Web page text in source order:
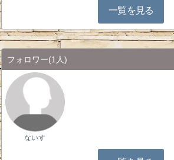
一覧を見る
フォロワー(1人)
ないす